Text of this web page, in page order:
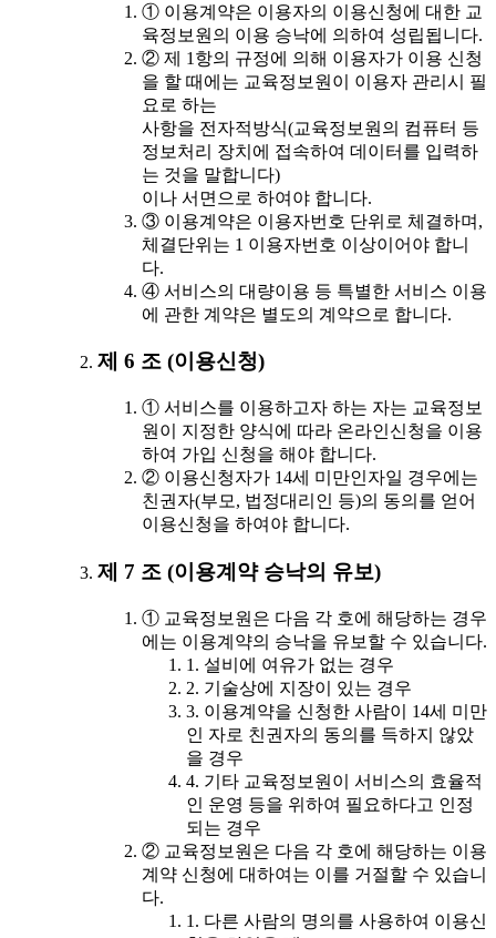
① 이용계약은 이용자의 이용신청에 대한 교
육정보원의 이용 승낙에 의하여 성립됩니다.
② 제 1항의 규정에 의해 이용자가 이용 신청
을 할 때에는 교육정보원이 이용자 관리시 필
요로 하는
사항을 전자적방식(교육정보원의 컴퓨터 등
정보처리 장치에 접속하여 데이터를 입력하
는 것을 말합니다)
이나 서면으로 하여야 합니다.
③ 이용계약은 이용자번호 단위로 체결하며,
체결단위는 1 이용자번호 이상이어야 합니
다.
④ 서비스의 대량이용 등 특별한 서비스 이용
에 관한 계약은 별도의 계약으로 합니다.
제 6 조 (이용신청)
① 서비스를 이용하고자 하는 자는 교육정보
원이 지정한 양식에 따라 온라인신청을 이용
하여 가입 신청을 해야 합니다.
② 이용신청자가 14세 미만인자일 경우에는
친권자(부모, 법정대리인 등)의 동의를 얻어
이용신청을 하여야 합니다.
제 7 조 (이용계약 승낙의 유보)
① 교육정보원은 다음 각 호에 해당하는 경우
에는 이용계약의 승낙을 유보할 수 있습니다.
1. 설비에 여유가 없는 경우
2. 기술상에 지장이 있는 경우
3. 이용계약을 신청한 사람이 14세 미만
인 자로 친권자의 동의를 득하지 않았
을 경우
4. 기타 교육정보원이 서비스의 효율적
인 운영 등을 위하여 필요하다고 인정
되는 경우
② 교육정보원은 다음 각 호에 해당하는 이용
계약 신청에 대하여는 이를 거절할 수 있습니
다.
1. 다른 사람의 명의를 사용하여 이용신